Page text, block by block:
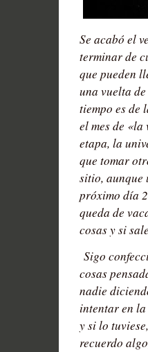
Se acabó el
terminar de
que pueden
una vuelta
tiempo es de
el mes de
etapa, la
que tomar
sitio, aunque
próximo día
queda de
cosas y si
Sigo
cosas
nadie
intentar en la
y si lo
recuerdo